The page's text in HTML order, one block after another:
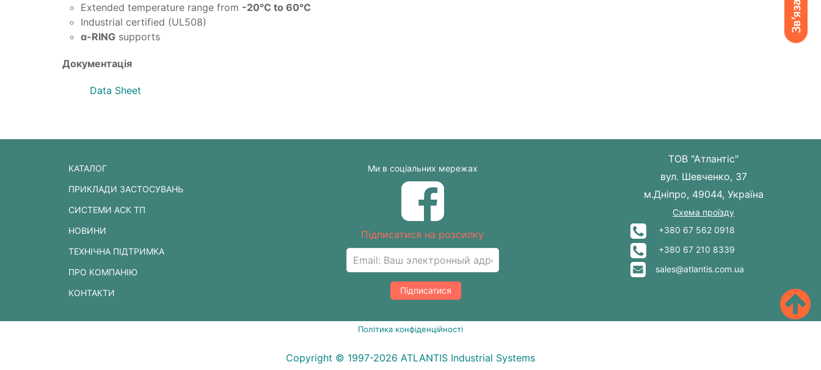
Extended temperature range from -20°C to 60°C
Industrial certified (UL508)
α-RING supports
Документація
Data Sheet
КАТАЛОГ
ПРИКЛАДИ ЗАСТОСУВАНЬ
СИСТЕМИ АСК ТП
НОВИНИ
ТЕХНІЧНА ПІДТРИМКА
ПРО КОМПАНІЮ
КОНТАКТИ
Ми в соціальних мережах
Підписатися на розсилку
Підписатися
ТОВ "Атлантіс"
вул. Шевченко, 37
м.Дніпро, 49044, Україна
Схема проїзду
+380 67 562 0918
+380 67 210 8339
sales@atlantis.com.ua
Політика конфіденційності
Copyright © 1997-2026 ATLANTIS Industrial Systems